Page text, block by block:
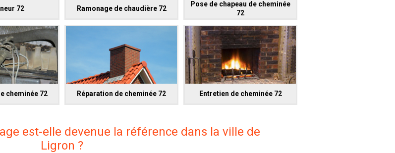
72 Ramonage de chaudière 72
Pose de chapeau de cheminée
72
cheminée 72 Réparation de cheminée 72 Entretien de cheminée 72
est-elle devenue la référence dans la ville de
Ligron ?